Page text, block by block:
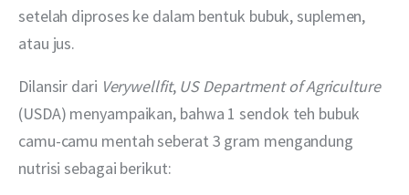
setelah diproses ke dalam bentuk bubuk, suplemen,
atau jus.
Dilansir dari Verywellfit, US Department of Agriculture
(USDA) menyampaikan, bahwa 1 sendok teh bubuk
camu-camu mentah seberat 3 gram mengandung
nutrisi sebagai berikut: